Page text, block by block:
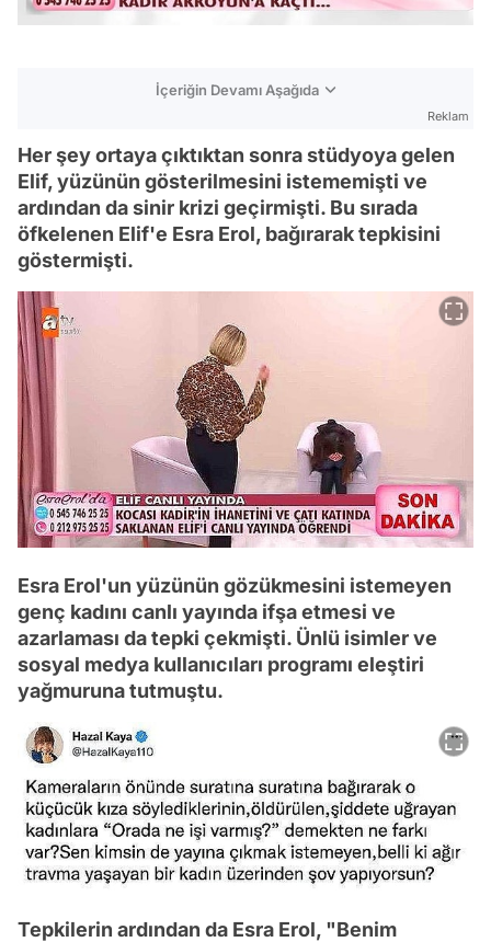
İçeriğin Devamı Aşağıda
Reklam
Her şey ortaya çıktıktan sonra stüdyoya gelen
Elif, yüzünün gösterilmesini istememişti ve
ardından da sinir krizi geçirmişti. Bu sırada
öfkelenen Elif'e Esra Erol, bağırarak tepkisini
göstermişti.
Esra Erol'un yüzünün gözükmesini istemeyen
genç kadını canlı yayında ifşa etmesi ve
azarlaması da tepki çekmişti. Ünlü isimler ve
sosyal medya kullanıcıları programı eleştiri
yağmuruna tutmuştu.
Tepkilerin ardından da Esra Erol, "Benim